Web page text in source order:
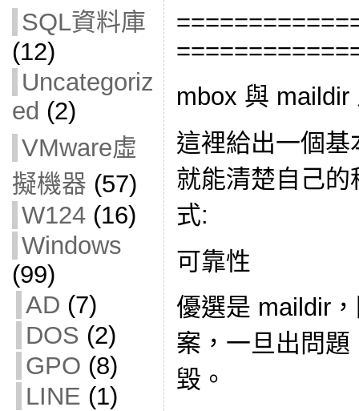
SQL資料庫
(12)
Uncategoriz
ed (2)
VMware虛
擬機器 (57)
W124(16)
Windows
(99)
AD (7)
DOS (2)
GPO (8)
LINE (1)
mbox 與 maildir
這裡給出一個
就能清楚自己
式:
可靠性
優選是 maildir
案，一旦出問
毀。